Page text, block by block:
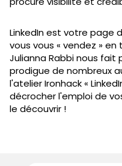
LinkedIn est votre page
vous vous « vendez »
Julianna Rabbi nous
prodigue de nombreux
l'atelier Ironhack «
décrocher l'emploi de
le découvrir !